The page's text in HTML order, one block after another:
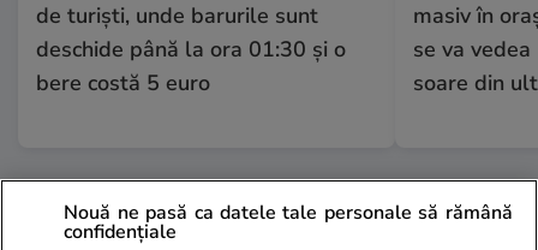
de turiști, unde barurile sunt
deschide până la ora 01:30 și o
bere costă 5 euro
masiv în
se va
soare din
Lifestyle 01 aug.
Nouă ne pasă ca datele tale personale să rămână
confidențiale